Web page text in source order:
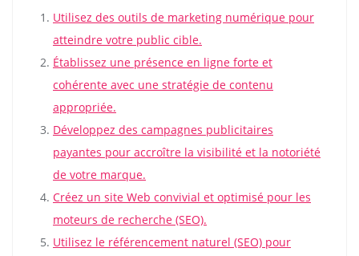
Utilisez des outils de marketing numérique pour
atteindre votre public cible.
Établissez une présence en ligne forte et
cohérente avec une stratégie de contenu
appropriée.
Développez des campagnes publicitaires
payantes pour accroître la visibilité et la notoriété
de votre marque.
Créez un site Web convivial et optimisé pour les
moteurs de recherche (SEO).
Utilisez le référencement naturel (SEO) pour